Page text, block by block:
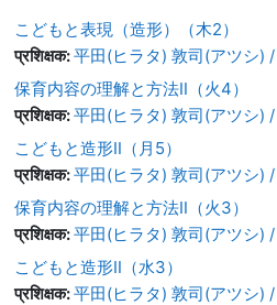
こどもと表現（造形）（木2）
प्रशिक्षक:平田(ヒラタ) 敦司(アツシ)
保育内容の理解と方法Ⅱ（火4）
प्रशिक्षक:平田(ヒラタ) 敦司(アツシ)
こどもと造形Ⅱ（月5）
प्रशिक्षक:平田(ヒラタ) 敦司(アツシ)
保育内容の理解と方法Ⅱ（火3）
प्रशिक्षक:平田(ヒラタ) 敦司(アツシ)
こどもと造形Ⅱ（水3）
प्रशिक्षक:平田(ヒラタ) 敦司(アツシ)